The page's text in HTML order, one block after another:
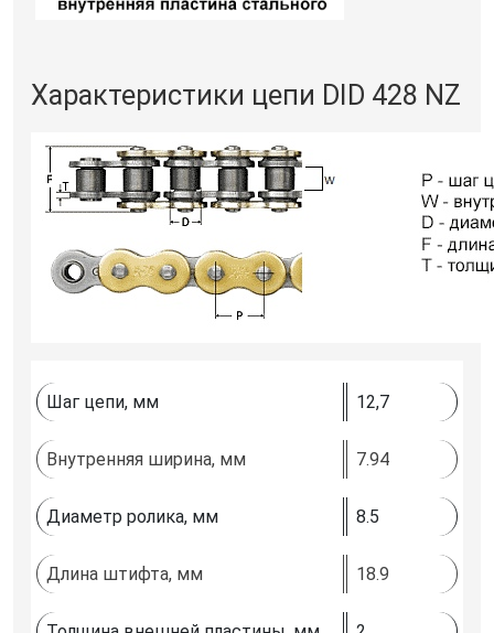
Характеристики цепи DID 428 NZ
Шаг цепи, мм 12,7
Внутренняя ширина, мм 7.94
Диаметр ролика, мм 8.5
Длина штифта, мм 18.9